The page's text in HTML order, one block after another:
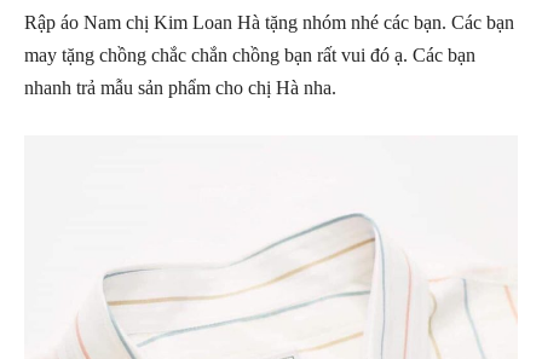
Rập áo Nam chị Kim Loan Hà tặng nhóm nhé các bạn. Các bạn
may tặng chồng chắc chắn chồng bạn rất vui đó ạ. Các bạn
nhanh trả mẫu sản phẩm cho chị Hà nha.